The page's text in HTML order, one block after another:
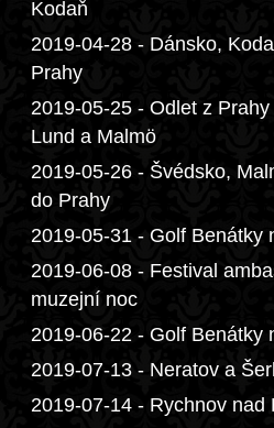
Kodaň
2019-04-28 - Dánsko,
Prahy
2019-05-25 - Odlet z
Lund a Malmö
2019-05-26 - Švédsko,
do Prahy
2019-05-31 - Golf Benátky
2019-06-08 - Festival
muzejní noc
2019-06-22 - Golf Benátky
2019-07-13 - Neratov a
2019-07-14 - Rychnov nad